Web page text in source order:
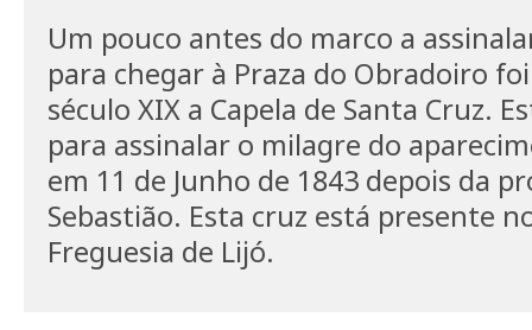
Um pouco antes do marco a
para chegar à Praza do Obradoiro
século XIX a Capela de Santa Cruz.
para assinalar o milagre do
em 11 de Junho de 1843 depois da
Sebastião. Esta cruz está presente
Freguesia de Lijó.